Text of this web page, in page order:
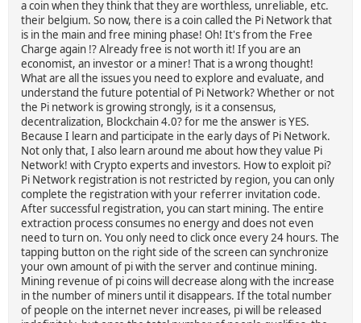
a coin when they think that they are worthless, unreliable, etc.
their belgium. So now, there is a coin called the Pi Network that
is in the main and free mining phase! Oh! It's from the Free
Charge again !? Already free is not worth it! If you are an
economist, an investor or a miner! That is a wrong thought!
What are all the issues you need to explore and evaluate, and
understand the future potential of Pi Network? Whether or not
the Pi network is growing strongly, is it a consensus,
decentralization, Blockchain 4.0? for me the answer is YES.
Because I learn and participate in the early days of Pi Network.
Not only that, I also learn around me about how they value Pi
Network! with Crypto experts and investors. How to exploit pi?
Pi Network registration is not restricted by region, you can only
complete the registration with your referrer invitation code.
After successful registration, you can start mining. The entire
extraction process consumes no energy and does not even
need to turn on. You only need to click once every 24 hours. The
tapping button on the right side of the screen can synchronize
your own amount of pi with the server and continue mining.
Mining revenue of pi coins will decrease along with the increase
in the number of miners until it disappears. If the total number
of people on the internet never increases, pi will be released